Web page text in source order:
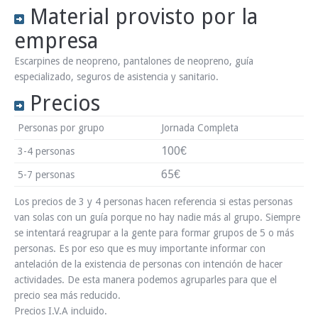
Material provisto por la
empresa
Escarpines de neopreno, pantalones de neopreno, guía
especializado, seguros de asistencia y sanitario.
Precios
Personas por grupo Jornada Completa
3-4 personas 100€
5-7 personas 65€
Los precios de 3 y 4 personas hacen referencia si estas personas
van solas con un guía porque no hay nadie más al grupo. Siempre
se intentará reagrupar a la gente para formar grupos de 5 o más
personas. Es por eso que es muy importante informar con
antelación de la existencia de personas con intención de hacer
actividades. De esta manera podemos agruparles para que el
precio sea más reducido.
Precios I.V.A incluido.